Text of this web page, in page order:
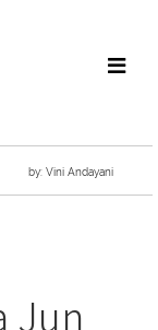
by: Vini Andayani
Jun